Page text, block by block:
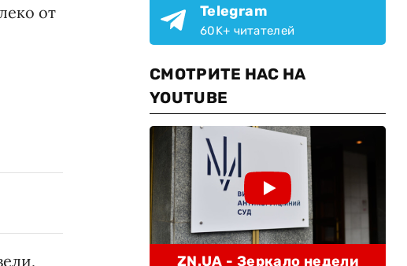
от
Telegram
60K+ читателей
СМОТРИТЕ НАС НА
YOUTUBE
ZN.UA - Зеркало недели